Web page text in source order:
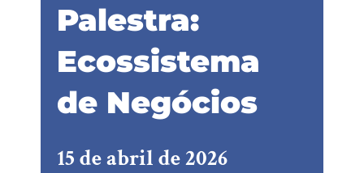
Palestra:
Ecossistema
de Negócios
15 de abril de 2026